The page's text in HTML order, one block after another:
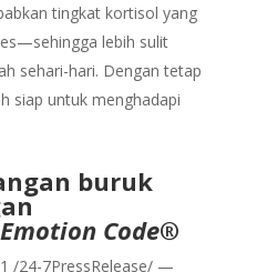
tingkat kortisol yang
lebih sulit
sehari-hari. Dengan tetap
siap untuk menghadapi
buruk
Emotion Code®
/24-7PressRelease/ —